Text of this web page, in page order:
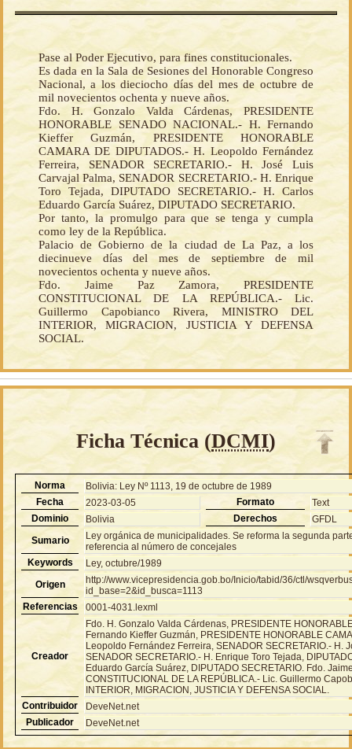
Pase al Poder Ejecutivo, para fines constitucionales.
Es dada en la Sala de Sesiones del Honorable Congreso
Nacional, a los dieciocho días del mes de octubre de
mil novecientos ochenta y nueve años.
Fdo. H. Gonzalo Valda Cárdenas, PRESIDENTE
HONORABLE SENADO NACIONAL.- H. Fernando
Kieffer Guzmán, PRESIDENTE HONORABLE
CAMARA DE DIPUTADOS.- H. Leopoldo Fernández
Ferreira, SENADOR SECRETARIO.- H. José Luis
Carvajal Palma, SENADOR SECRETARIO.- H. Enrique
Toro Tejada, DIPUTADO SECRETARIO.- H. Carlos
Eduardo García Suárez, DIPUTADO SECRETARIO.
Por tanto, la promulgo para que se tenga y cumpla
como ley de la República.
Palacio de Gobierno de la ciudad de La Paz, a los
diecinueve días del mes de septiembre de mil
novecientos ochenta y nueve años.
Fdo. Jaime Paz Zamora, PRESIDENTE
CONSTITUCIONAL DE LA REPÚBLICA.- Lic.
Guillermo Capobianco Rivera, MINISTRO DEL
INTERIOR, MIGRACION, JUSTICIA Y DEFENSA
SOCIAL.
Ficha Técnica (DCMI)
Norma
Bolivia: Ley Nº 1113, 19 de octubre de 1989
Fecha
2023-03-05 Formato
Text
Dominio
Bolivia Derechos
GFDL
Sumario
Ley orgánica de municipalidades. Se reforma la segunda
referencia al número de concejales
Keywords
Ley, octubre/1989
Origen
http://www.vicepresidencia.gob.bo/Inicio/tabid/36/ctl/
id_base=2&id_busca=1113
Referencias
0001-4031.lexml
Creador
Fdo. H. Gonzalo Valda Cárdenas, PRESIDENTE
Fernando Kieffer Guzmán, PRESIDENTE HONORABLE
Leopoldo Fernández Ferreira, SENADOR SECRETARIO.- H.
SENADOR SECRETARIO.- H. Enrique Toro Tejada,
Eduardo García Suárez, DIPUTADO SECRETARIO. Fdo.
CONSTITUCIONAL DE LA REPÚBLICA.- Lic. Guillermo
INTERIOR, MIGRACION, JUSTICIA Y DEFENSA SOCIAL.
Contribuidor
DeveNet.net
Publicador
DeveNet.net